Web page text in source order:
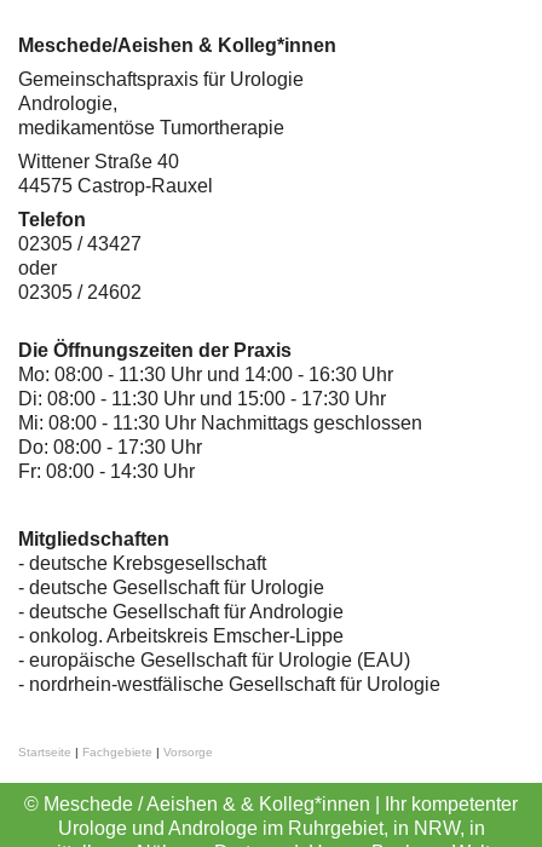
Meschede/Aeishen & Kolleg*innen
Gemeinschaftspraxis für Urologie
Andrologie,
medikamentöse Tumortherapie
Wittener Straße 40
44575 Castrop-Rauxel
Telefon
02305 / 43427
oder
02305 / 24602
Die Öffnungszeiten der Praxis
Mo: 08:00 - 11:30 Uhr und 14:00 - 16:30 Uhr
Di: 08:00 - 11:30 Uhr und 15:00 - 17:30 Uhr
Mi: 08:00 - 11:30 Uhr Nachmittags geschlossen
Do: 08:00 - 17:30 Uhr
Fr: 08:00 - 14:30 Uhr
Mitgliedschaften
- deutsche Krebsgesellschaft
- deutsche Gesellschaft für Urologie
- deutsche Gesellschaft für Andrologie
- onkolog. Arbeitskreis Emscher-Lippe
- europäische Gesellschaft für Urologie (EAU)
- nordrhein-westfälische Gesellschaft für Urologie
Startseite | Fachgebiete | Vorsorge
© Meschede / Aeishen & & Kolleg*innen | Ihr kompetenter
Urologe und Androloge im Ruhrgebiet, in NRW, in